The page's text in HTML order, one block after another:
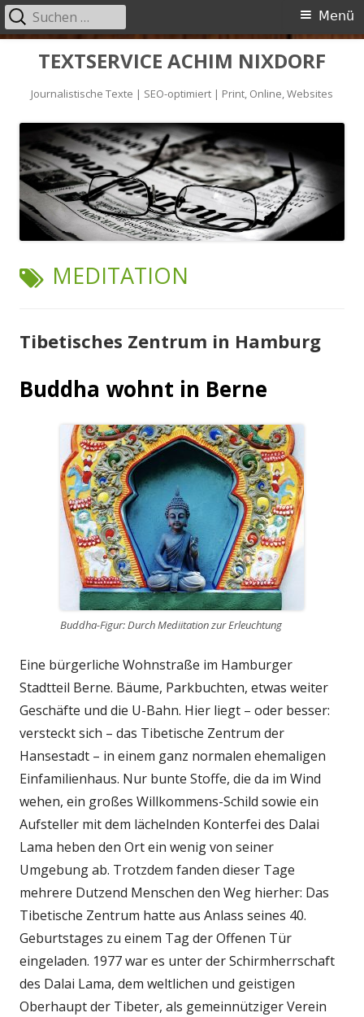
Springe
Inhalt
TEXTSERVICE ACHIM NIXDORF
Journalistische Texte | SEO-optimiert | Print, Online, Websites
Primäres
Menü
Menü
Suche
nach:
SCHLAGWORT:
MEDITATION
Tibetisches Zentrum in Hamburg
Buddha wohnt in Berne
Buddha-Figur: Durch Mediitation zur Erleuchtung
Eine bürgerliche Wohnstraße im Hamburger
Stadtteil Berne. Bäume, Parkbuchten, etwas weiter
Geschäfte und die U-Bahn. Hier liegt – oder besser:
versteckt sich – das Tibetische Zentrum der
Hansestadt – in einem ganz normalen ehemaligen
Einfamilienhaus. Nur bunte Stoffe, die da im Wind
wehen, ein großes Willkommens-Schild sowie ein
Aufsteller mit dem lächelnden Konterfei des Dalai
Lama heben den Ort ein wenig von seiner
Umgebung ab. Trotzdem fanden dieser Tage
mehrere Dutzend Menschen den Weg hierher: Das
Tibetische Zentrum hatte aus Anlass seines 40.
Geburtstages zu einem Tag der Offenen Tür
eingeladen. 1977 war es unter der Schirmherrschaft
des Dalai Lama, dem weltlichen und geistigen
Oberhaupt der Tibeter, als gemeinnütziger Verein